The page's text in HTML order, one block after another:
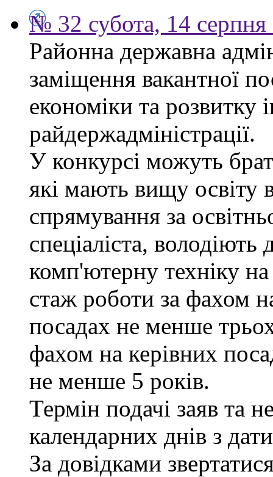
№ 32 субота, 14
Районна державна
заміщення вакантної
економіки та розвитку
райдержадміністрації.
У конкурсі можуть
які мають вищу освіту
спрямування за
спеціаліста,
комп'ютерну техніку на
стаж роботи за фахом
посадах не менше
фахом на керівних
не менше 5 років.
Термін подачі заяв та
календарних днів з
За довідками